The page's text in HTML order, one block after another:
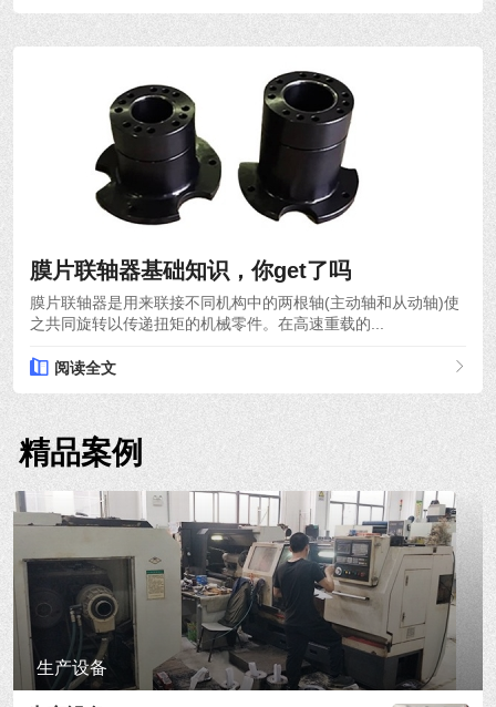
膜片联轴器基础知识，你get了吗
膜片联轴器是用来联接不同机构中的两根轴(主动轴和从动轴)使
之共同旋转以传递扭矩的机械零件。在高速重载的...
阅读全文
精品案例
生产设备